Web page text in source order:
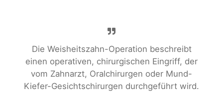
Die Weisheitszahn-Operation beschreibt
einen operativen, chirurgischen Eingriff, der
vom Zahnarzt, Oralchirurgen oder Mund-
Kiefer-Gesichtschirurgen durchgeführt wird.